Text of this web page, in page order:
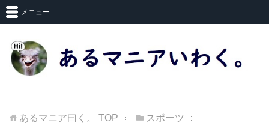
メニュー
あるマニア曰く。 TOP スポーツ